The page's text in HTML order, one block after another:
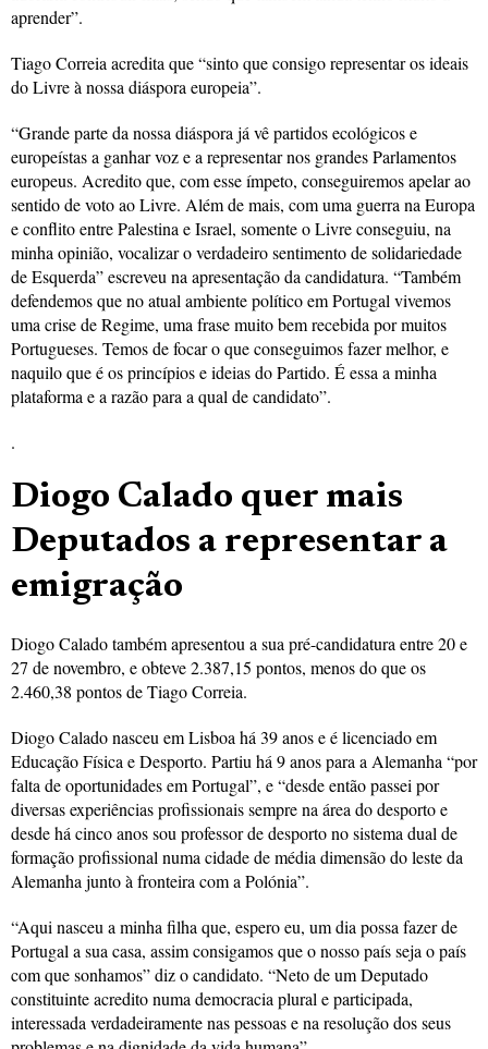
aprender”.
Tiago Correia acredita que “sinto que consigo representar os ideais
do Livre à nossa diáspora europeia”.
“Grande parte da nossa diáspora já vê partidos ecológicos e
europeístas a ganhar voz e a representar nos grandes Parlamentos
europeus. Acredito que, com esse ímpeto, conseguiremos apelar ao
sentido de voto ao Livre. Além de mais, com uma guerra na Europa
e conflito entre Palestina e Israel, somente o Livre conseguiu, na
minha opinião, vocalizar o verdadeiro sentimento de solidariedade
de Esquerda” escreveu na apresentação da candidatura. “Também
defendemos que no atual ambiente político em Portugal vivemos
uma crise de Regime, uma frase muito bem recebida por muitos
Portugueses. Temos de focar o que conseguimos fazer melhor, e
naquilo que é os princípios e ideias do Partido. É essa a minha
plataforma e a razão para a qual de candidato”.
.
Diogo Calado quer mais
Deputados a representar a
emigração
Diogo Calado também apresentou a sua pré-candidatura entre 20 e
27 de novembro, e obteve 2.387,15 pontos, menos do que os
2.460,38 pontos de Tiago Correia.
Diogo Calado nasceu em Lisboa há 39 anos e é licenciado em
Educação Física e Desporto. Partiu há 9 anos para a Alemanha “por
falta de oportunidades em Portugal”, e “desde então passei por
diversas experiências profissionais sempre na área do desporto e
desde há cinco anos sou professor de desporto no sistema dual de
formação profissional numa cidade de média dimensão do leste da
Alemanha junto à fronteira com a Polónia”.
“Aqui nasceu a minha filha que, espero eu, um dia possa fazer de
Portugal a sua casa, assim consigamos que o nosso país seja o país
com que sonhamos” diz o candidato. “Neto de um Deputado
constituinte acredito numa democracia plural e participada,
interessada verdadeiramente nas pessoas e na resolução dos seus